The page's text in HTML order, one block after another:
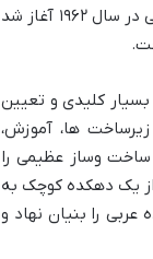
ای در دل بیابان، مسیر توسعه این امارت را برای همیشه تغییر داد. اولین صادرات نفت از ابوظبی در سال ۱۹۶۲ آغاز شد
بسیار کلیدی و تعیین
ها، آموزش،
ساخت وساز عظیمی را
از یک دهکده کوچک به
در سال ۱۹۷۱، کشور امارات متحده عربی را بنیان نهاد و